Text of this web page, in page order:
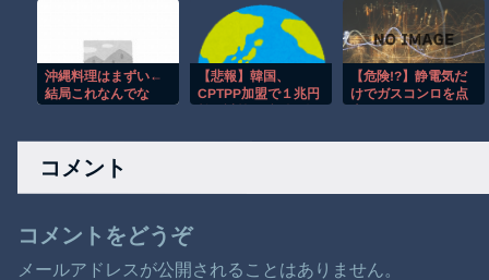
泉旅行
沖縄料理はまずい←
結局これなんでな
【悲報】韓国、
CPTPP加盟で１兆円
【危険!?】静電気だ
けでガスコンロを点
コメント
コメントをどうぞ
メールアドレスが公開されることはありません。